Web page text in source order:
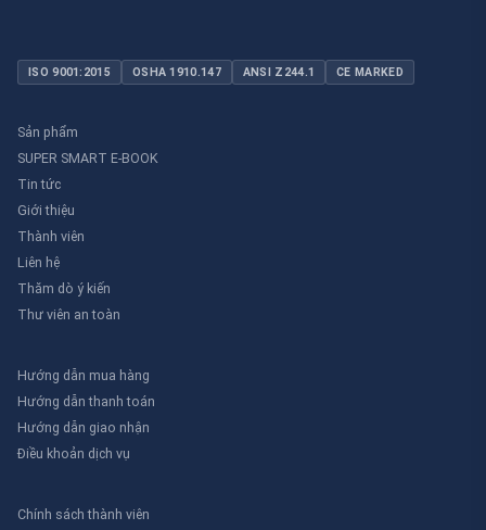
ISO 9001:2015 OSHA 1910.147 ANSI Z244.1 CE MARKED
Sản phẩm
SUPER SMART E-BOOK
Tin tức
Giới thiệu
Thành viên
Liên hệ
Thăm dò ý kiến
Thư viên an toàn
Hướng dẫn mua hàng
Hướng dẫn thanh toán
Hướng dẫn giao nhận
Điều khoản dịch vụ
Chính sách thành viên